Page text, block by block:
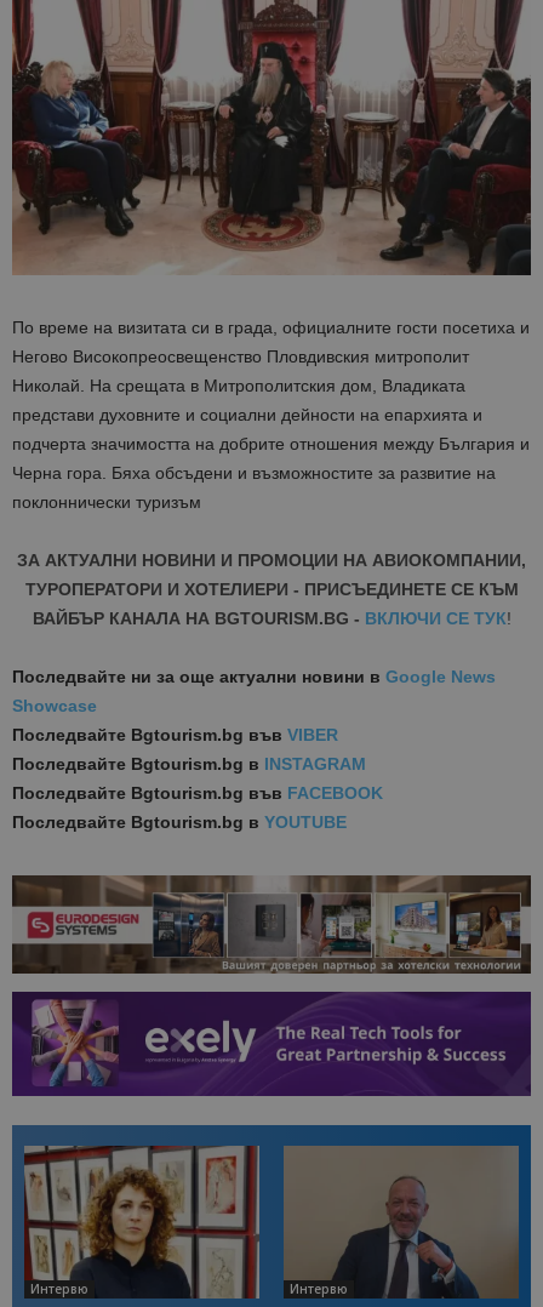
По време на визитата си в града, официалните гости посетиха и
Негово Високопреосвещенство Пловдивския митрополит
Николай. На срещата в Митрополитския дом, Владиката
представи духовните и социални дейности на епархията и
подчерта значимостта на добрите отношения между България и
Черна гора. Бяха обсъдени и възможностите за развитие на
поклоннически туризъм
ЗА АКТУАЛНИ НОВИНИ И ПРОМОЦИИ НА АВИОКОМПАНИИ,
ТУРОПЕРАТОРИ И ХОТЕЛИЕРИ - ПРИСЪЕДИНЕТЕ СЕ КЪМ
ВАЙБЪР КАНАЛА НА BGTOURISM.BG - ВКЛЮЧИ СЕ ТУК!
Последвайте ни за още актуални новини в Google News
Showcase
Последвайте Bgtourism.bg във VIBER
Последвайте Bgtourism.bg в INSTAGRAM
Последвайте Bgtourism.bg във FACEBOOK
Последвайте Bgtourism.bg в YOUTUBE
Интервю Интервю